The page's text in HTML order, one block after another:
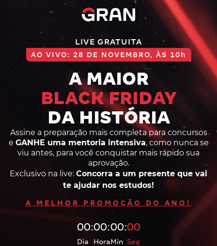
AO VIVO: 28 DE NOVEMBRO, ÀS 10h
LIVE GRATUITA
A MAIOR
BLACK FRIDAY
DA HISTÓRIA
Assine a preparação mais completa para concursos
e GANHE uma mentoria intensiva, como nunca se
viu antes, para você conquistar mais rápido sua
aprovação.
Exclusivo na live: Concorra a um presente que vai
te ajudar nos estudos!
A MELHOR PROMOÇÃO DO ANO!
00:
Dia
00:
Hora
00:
Min
00
Seg